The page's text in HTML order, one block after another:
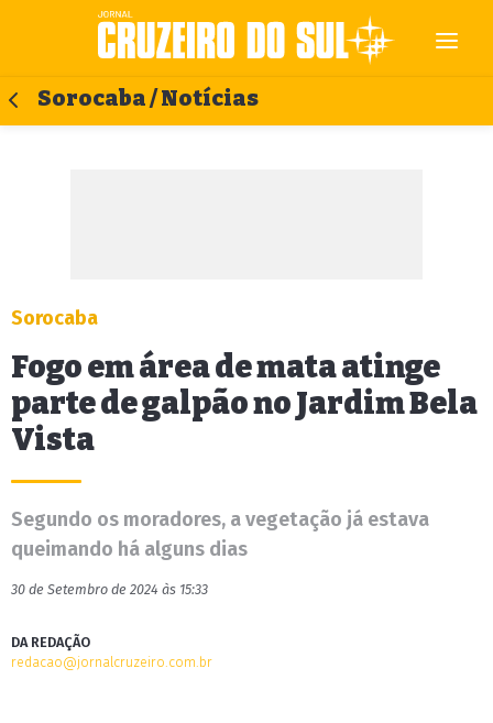
Sorocaba / Notícias
Sorocaba
Fogo em área de mata atinge
parte de galpão no Jardim Bela
Vista
Segundo os moradores, a vegetação já estava
queimando há alguns dias
30 de Setembro de 2024 às 15:33
DA REDAÇÃO
redacao@jornalcruzeiro.com.br